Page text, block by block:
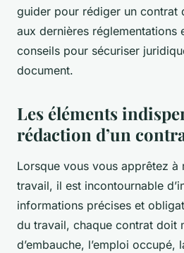
guider pour rédiger un contrat
aux dernières réglementations
conseils pour sécuriser
document.
Les éléments
rédaction d’un
Lorsque vous vous apprêtez
travail, il est incontournable
informations précises et
du travail, chaque contrat doit
d’embauche, l’emploi